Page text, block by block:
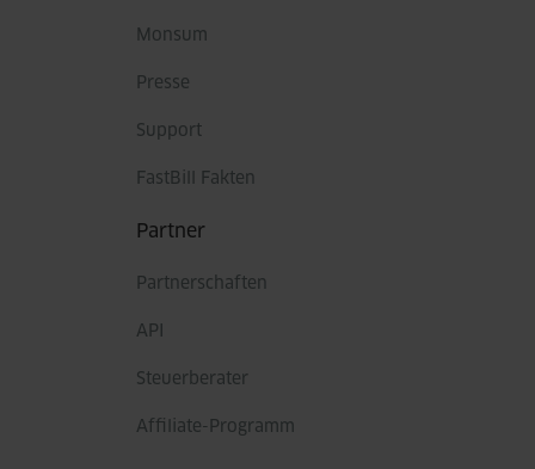
Monsum
Presse
Support
FastBill Fakten
Partner
Partnerschaften
API
Steuerberater
Affiliate-Programm